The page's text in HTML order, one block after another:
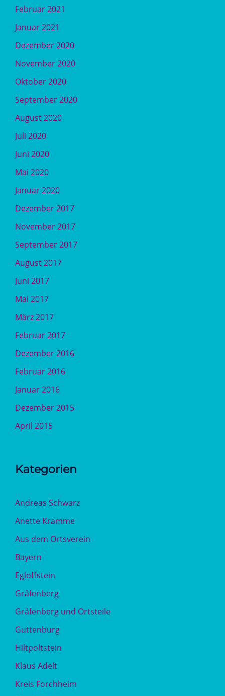
Februar 2021
Januar 2021
Dezember 2020
November 2020
Oktober 2020
September 2020
August 2020
Juli 2020
Juni 2020
Mai 2020
Januar 2020
Dezember 2017
November 2017
September 2017
August 2017
Juni 2017
Mai 2017
März 2017
Februar 2017
Dezember 2016
Februar 2016
Januar 2016
Dezember 2015
April 2015
Kategorien
Andreas Schwarz
Anette Kramme
Aus dem Ortsverein
Bayern
Egloffstein
Gräfenberg
Gräfenberg und Ortsteile
Guttenburg
Hiltpoltstein
Klaus Adelt
Kreis Forchheim